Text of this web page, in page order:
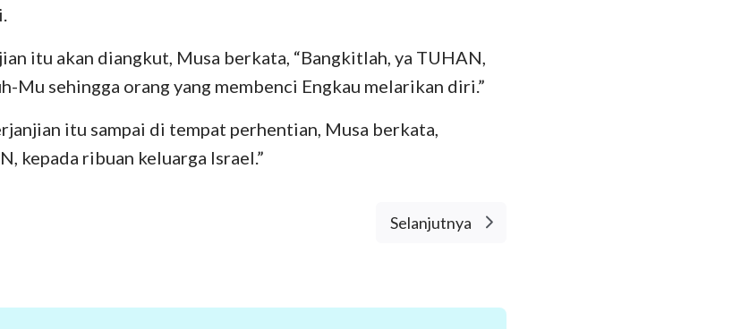
itu akan diangkut, Musa berkata, “Bangkitlah, ya TUHAN,
Mu sehingga orang yang membenci Engkau melarikan diri.”
itu sampai di tempat perhentian, Musa berkata,
kepada ribuan keluarga Israel.”
Selanjutnya